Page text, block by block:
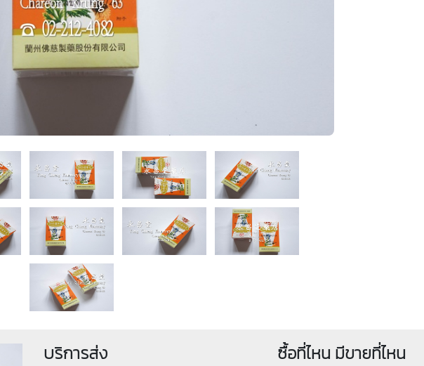
บริการส่ง ซื้อที่ไหน มีขายที่ไหน